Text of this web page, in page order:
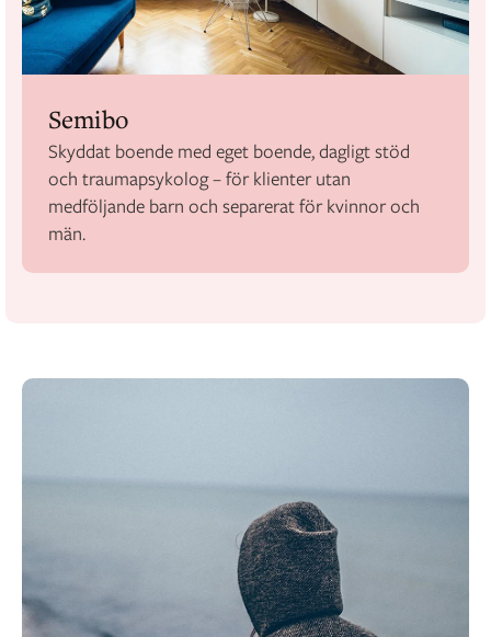
Semibo
Skyddat boende med eget boende, dagligt stöd
och traumapsykolog – för klienter utan
medföljande barn och separerat för kvinnor och
män.